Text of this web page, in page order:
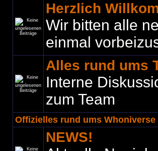
Herzlich
Wir bitten alle
einmal
Alles rund ums
Interne
zum Team
Offizielles rund ums Whoniverse
NEWS!